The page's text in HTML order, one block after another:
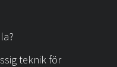
teknik för